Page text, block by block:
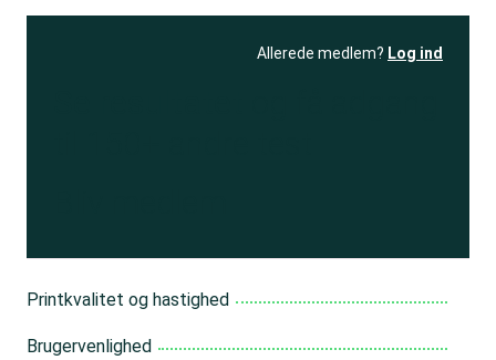
Allerede medlem? Log ind
Printkvalitet og hastighed
Brugervenlighed